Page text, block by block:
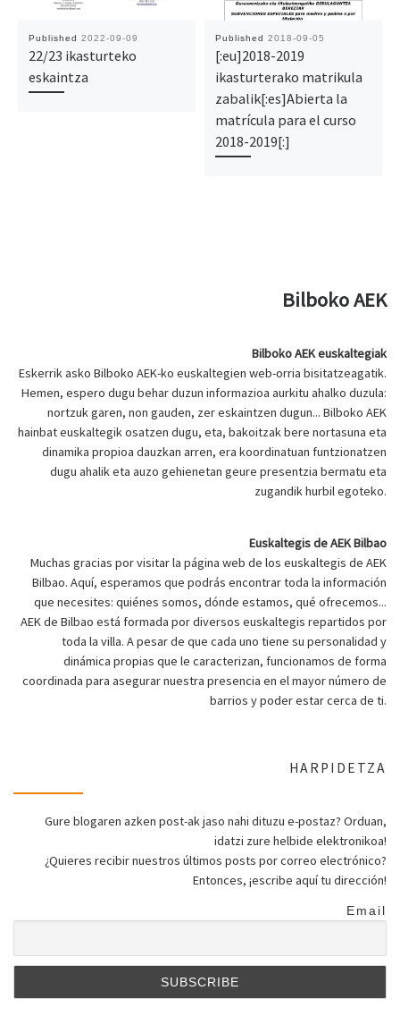
Published 2022-09-09
22/23 ikasturteko
eskaintza
Published 2018-09-05
[:eu]2018-2019
ikasturterako matrikula
zabalik[:es]Abierta la
matrícula para el curso
2018-2019[:]
Bilboko AEK
Bilboko AEK euskaltegiak
Eskerrik asko Bilboko AEK-ko euskaltegien web-orria bisitatzeagatik.
Hemen, espero dugu behar duzun informazioa aurkitu ahalko duzula:
nortzuk garen, non gauden, zer eskaintzen dugun... Bilboko AEK
hainbat euskaltegik osatzen dugu, eta, bakoitzak bere nortasuna eta
dinamika propioa dauzkan arren, era koordinatuan funtzionatzen
dugu ahalik eta auzo gehienetan geure presentzia bermatu eta
zugandik hurbil egoteko.
Euskaltegis de AEK Bilbao
Muchas gracias por visitar la página web de los euskaltegis de AEK
Bilbao. Aquí, esperamos que podrás encontrar toda la información
que necesites: quiénes somos, dónde estamos, qué ofrecemos...
AEK de Bilbao está formada por diversos euskaltegis repartidos por
toda la villa. A pesar de que cada uno tiene su personalidad y
dinámica propias que le caracterizan, funcionamos de forma
coordinada para asegurar nuestra presencia en el mayor número de
barrios y poder estar cerca de ti.
HARPIDETZA
Gure blogaren azken post-ak jaso nahi dituzu e-postaz? Orduan,
idatzi zure helbide elektronikoa!
¿Quieres recibir nuestros últimos posts por correo electrónico?
Entonces, ¡escribe aquí tu dirección!
Email